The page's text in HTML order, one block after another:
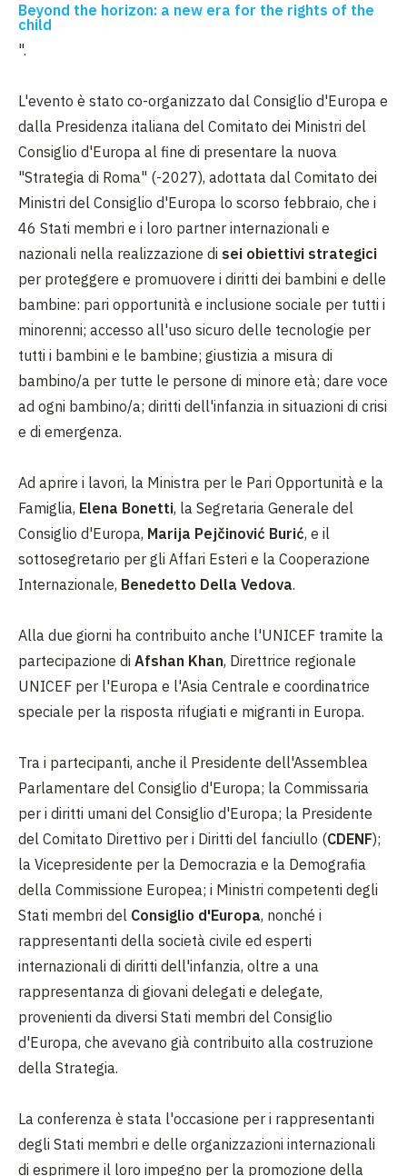
Beyond the horizon: a new era for the rights of the
child
".
L'evento è stato co-organizzato dal Consiglio d'Europa e
dalla Presidenza italiana del Comitato dei Ministri del
Consiglio d'Europa al fine di presentare la nuova
"Strategia di Roma" (-2027), adottata dal Comitato dei
Ministri del Consiglio d'Europa lo scorso febbraio, che i
46 Stati membri e i loro partner internazionali e
nazionali nella realizzazione di sei obiettivi strategici
per proteggere e promuovere i diritti dei bambini e delle
bambine: pari opportunità e inclusione sociale per tutti i
minorenni; accesso all'uso sicuro delle tecnologie per
tutti i bambini e le bambine; giustizia a misura di
bambino/a per tutte le persone di minore età; dare voce
ad ogni bambino/a; diritti dell'infanzia in situazioni di crisi
e di emergenza.
Ad aprire i lavori, la Ministra per le Pari Opportunità e la
Famiglia, Elena Bonetti, la Segretaria Generale del
Consiglio d'Europa, Marija Pejčinović Burić, e il
sottosegretario per gli Affari Esteri e la Cooperazione
Internazionale, Benedetto Della Vedova.
Alla due giorni ha contribuito anche l'UNICEF tramite la
partecipazione di Afshan Khan, Direttrice regionale
UNICEF per l'Europa e l'Asia Centrale e coordinatrice
speciale per la risposta rifugiati e migranti in Europa.
Tra i partecipanti, anche il Presidente dell'Assemblea
Parlamentare del Consiglio d'Europa; la Commissaria
per i diritti umani del Consiglio d'Europa; la Presidente
del Comitato Direttivo per i Diritti del fanciullo (CDENF);
la Vicepresidente per la Democrazia e la Demografia
della Commissione Europea; i Ministri competenti degli
Stati membri del Consiglio d'Europa, nonché i
rappresentanti della società civile ed esperti
internazionali di diritti dell'infanzia, oltre a una
rappresentanza di giovani delegati e delegate,
provenienti da diversi Stati membri del Consiglio
d'Europa, che avevano già contribuito alla costruzione
della Strategia.
La conferenza è stata l'occasione per i rappresentanti
degli Stati membri e delle organizzazioni internazionali
di esprimere il loro impegno per la promozione della